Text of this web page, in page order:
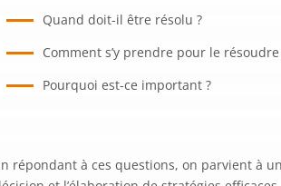
Quand doit-il être résolu ?
Comment s’y prendre pour le résoudre
Pourquoi est-ce important ?
répondant à ces questions, on parvient à